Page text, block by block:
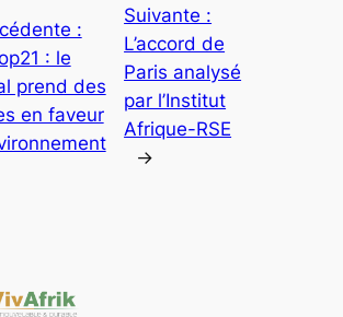
:
: le
prend des
en faveur
Suivante :
L’accord de
Paris analysé
par l’Institut
Afrique-RSE
→